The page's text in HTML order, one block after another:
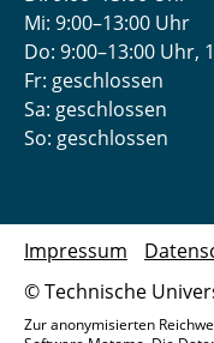
Mi: 9:00–13:00 Uhr
Do: 9:00­–13:00 Uhr,
Fr: geschlossen
Sa: geschlossen
So: geschlossen
© Technische
Impressum
Zur anonymisierten